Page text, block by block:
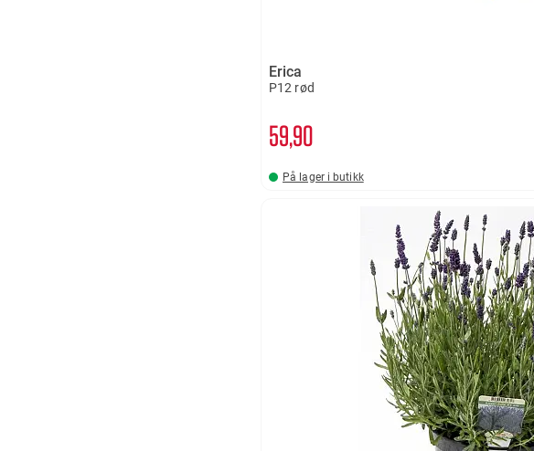
Erica
P12 rød
5990
På lager i butikk